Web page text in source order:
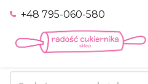
+48 795-060-580